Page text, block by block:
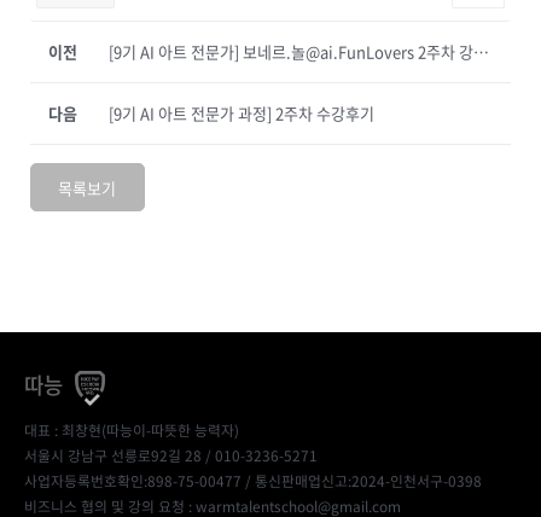
이전 [9기 AI 아트 전문가] 보네르.놀@ai.FunLovers 2주차 강의 후기입니다.
[9기 AI 아트 전문가 과정] 2주차 수강후기
다음
목록보기
따능
대표 : 최창현(따능이-따뜻한 능력자)
서울시 강남구 선릉로92길 28 / 010-3236-5271
사업자등록번호확인:898-75-00477 / 통신판매업신고:2024-인천서구-0398
비즈니스 협의 및 강의 요청 : warmtalentschool@gmail.com